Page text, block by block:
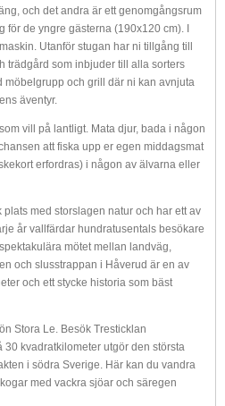
och det andra är ett genomgångsrum
för de yngre gästerna (190x120 cm). I
Utanför stugan har ni tillgång till
trädgård som inbjuder till alla sorters
möbelgrupp och grill där ni kan avnjuta
äventyr.
vill på lantligt. Mata djur, bada i någon
att fiska upp er egen middagsmat
erfordras) i någon av älvarna eller
med storslagen natur och har ett av
år vallfärdar hundratusentals besökare
mötet mellan landväg,
och slusstrappan i Håverud är en av
och ett stycke historia som bäst
Stora Le. Besök Tresticklan
kvadratkilometer utgör den största
i södra Sverige. Här kan du vandra
med vackra sjöar och säregen